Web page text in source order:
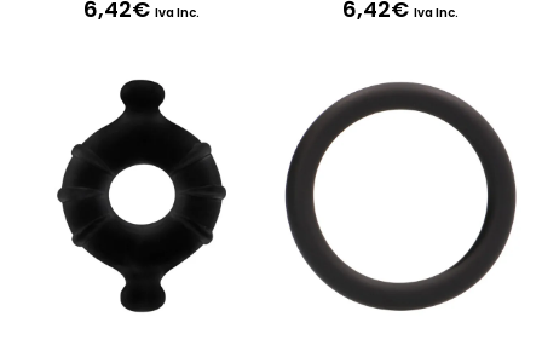
6,42€ Iva Inc. 6,42€ Iva Inc.